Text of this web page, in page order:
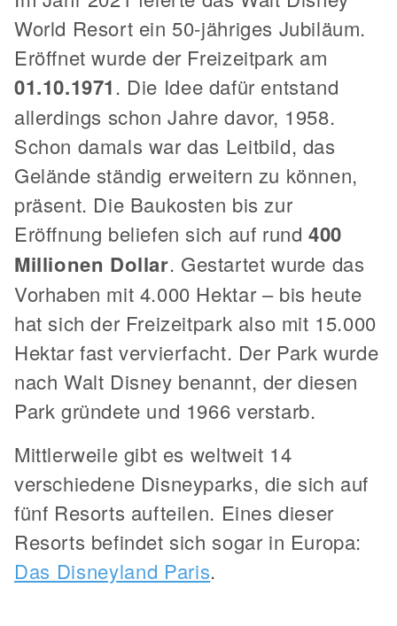
World Resort ein 50-jähriges Jubiläum.
Eröffnet wurde der Freizeitpark am
01.10.1971. Die Idee dafür entstand
allerdings schon Jahre davor, 1958.
Schon damals war das Leitbild, das
Gelände ständig erweitern zu können,
präsent. Die Baukosten bis zur
Eröffnung beliefen sich auf rund 400
Millionen Dollar. Gestartet wurde das
Vorhaben mit 4.000 Hektar – bis heute
hat sich der Freizeitpark also mit 15.000
Hektar fast vervierfacht. Der Park wurde
nach Walt Disney benannt, der diesen
Park gründete und 1966 verstarb.
Mittlerweile gibt es weltweit 14
verschiedene Disneyparks, die sich auf
fünf Resorts aufteilen. Eines dieser
Resorts befindet sich sogar in Europa:
Das Disneyland Paris.